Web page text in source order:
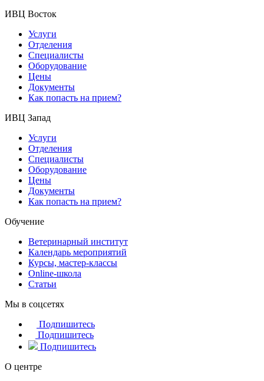
ИВЦ Восток
Услуги
Отделения
Специалисты
Оборудование
Цены
Документы
Как попасть на прием?
ИВЦ Запад
Услуги
Отделения
Специалисты
Оборудование
Цены
Документы
Как попасть на прием?
Обучение
Ветеринарный институт
Календарь мероприятий
Курсы, мастер-классы
Online-школа
Статьи
Мы в соцсетях
Подпишитесь
Подпишитесь
Подпишитесь
О центре